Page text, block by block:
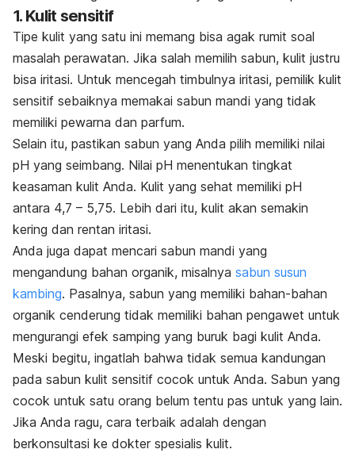
1. Kulit sensitif
Tipe kulit yang satu ini memang bisa agak rumit soal
masalah perawatan. Jika salah memilih sabun, kulit justru
bisa iritasi. Untuk mencegah timbulnya iritasi, pemilik kulit
sensitif sebaiknya memakai sabun mandi yang tidak
memiliki pewarna dan parfum.
Selain itu, pastikan sabun yang Anda pilih memiliki nilai
pH yang seimbang. Nilai pH menentukan tingkat
keasaman kulit Anda. Kulit yang sehat memiliki pH
antara 4,7 – 5,75. Lebih dari itu, kulit akan semakin
kering dan rentan iritasi.
Anda juga dapat mencari sabun mandi yang
mengandung bahan organik, misalnya sabun susun
kambing. Pasalnya, sabun yang memiliki bahan-bahan
organik cenderung tidak memiliki bahan pengawet untuk
mengurangi efek samping yang buruk bagi kulit Anda.
Meski begitu, ingatlah bahwa tidak semua kandungan
pada sabun kulit sensitif cocok untuk Anda. Sabun yang
cocok untuk satu orang belum tentu pas untuk yang lain.
Jika Anda ragu, cara terbaik adalah dengan
berkonsultasi ke dokter spesialis kulit.